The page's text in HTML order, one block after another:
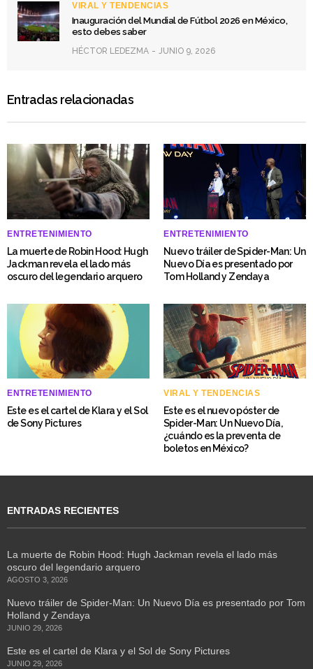
VIRAL Y TENDENCIAS
Inauguración del Mundial de Fútbol 2026 en México,
esto debes saber
HÉCTOR LEDEZMA JUNIO 9, 2026
Entradas relacionadas
ENTRETENIMIENTO
La muerte de Robin Hood: Hugh
Jackman revela el lado más
oscuro del legendario arquero
ENTRETENIMIENTO
Nuevo tráiler de Spider-Man: Un
Nuevo Día es presentado por
Tom Holland y Zendaya
ENTRETENIMIENTO
Este es el cartel de Klara y el Sol
de Sony Pictures
VIRAL Y TENDENCIAS
Este es el nuevo póster de
Spider-Man: Un Nuevo Día,
¿cuándo es la preventa de
boletos en México?
ENTRADAS RECIENTES
La muerte de Robin Hood: Hugh Jackman revela el lado más
oscuro del legendario arquero
AGOSTO 3, 2026
Nuevo tráiler de Spider-Man: Un Nuevo Día es presentado por Tom
Holland y Zendaya
JUNIO 29, 2026
Este es el cartel de Klara y el Sol de Sony Pictures
JUNIO 29, 2026